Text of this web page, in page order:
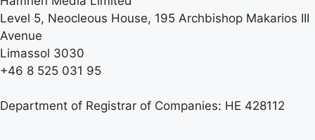
Level 5, Neocleous House, 195 Archbishop Makarios III
Avenue
Limassol 3030
+46 8 525 031 95
Department of Registrar of Companies: HE 428112